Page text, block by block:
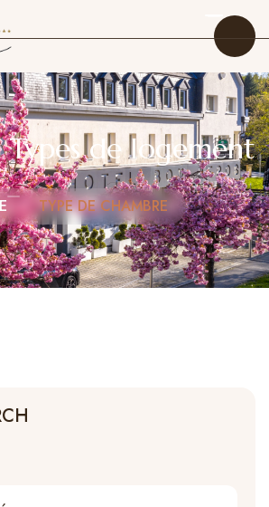
Types de logement
TYPE DE CHAMBRE